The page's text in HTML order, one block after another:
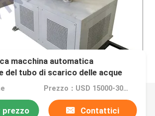
macchina automatica
del tubo di scarico delle acque
del tubo del pe DWC
Prezzo：USD 15000-30000 per set
prezzo Contattici